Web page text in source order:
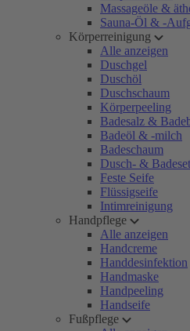
Massageöle &
Sauna-Öl & -
Körperreinigung
Alle anzeigen
Duschgel
Duschöl
Duschschaum
Körperpeeling
Badesalz &
Badeöl & -milch
Badeschaum
Dusch- &
Feste Seife
Flüssigseife
Intimreinigung
Handpflege
Alle anzeigen
Handcreme
Handdesinfektion
Handmaske
Handpeeling
Handseife
Fußpflege